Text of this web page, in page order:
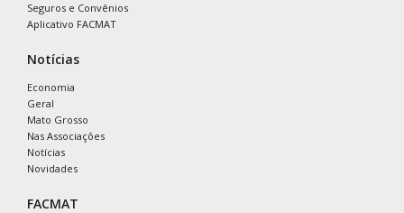
Seguros e Convênios
Aplicativo FACMAT
Notícias
Economia
Geral
Mato Grosso
Nas Associações
Notícias
Novidades
FACMAT